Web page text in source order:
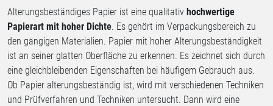
Alterungsbeständiges Papier ist eine qualitativ hochwertige
Papierart mit hoher Dichte. Es gehört im Verpackungsbereich zu
den gängigen Materialien. Papier mit hoher Alterungsbeständigkeit
ist an seiner glatten Oberfläche zu erkennen. Es zeichnet sich durch
eine gleichbleibenden Eigenschaften bei häufigem Gebrauch aus.
Ob Papier alterungsbeständig ist, wird mit verschiedenen Techniken
und Prüfverfahren und Techniken untersucht. Dann wird eine